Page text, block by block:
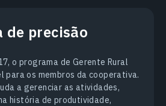
precisão
o programa de Gerente Rural
para os membros da cooperativa.
a gerenciar as atividades,
história de produtividade,